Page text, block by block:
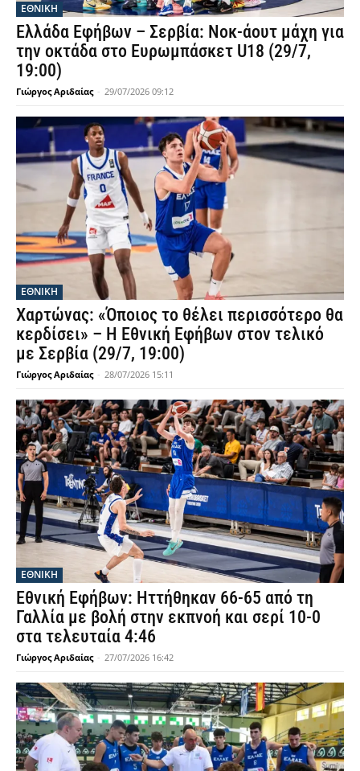
ΕΘΝΙΚΉ
Ελλάδα Εφήβων – Σερβία: Νοκ-άουτ μάχη για
την οκτάδα στο Ευρωμπάσκετ U18 (29/7,
19:00)
Γιώργος Αριδαίας - 29/07/2026 09:12
ΕΘΝΙΚΉ
Χαρτώνας: «Όποιος το θέλει περισσότερο θα
κερδίσει» – Η Εθνική Εφήβων στον τελικό
με Σερβία (29/7, 19:00)
Γιώργος Αριδαίας - 28/07/2026 15:11
ΕΘΝΙΚΉ
Εθνική Εφήβων: Ηττήθηκαν 66-65 από τη
Γαλλία με βολή στην εκπνοή και σερί 10-0
στα τελευταία 4:46
Γιώργος Αριδαίας - 27/07/2026 16:42